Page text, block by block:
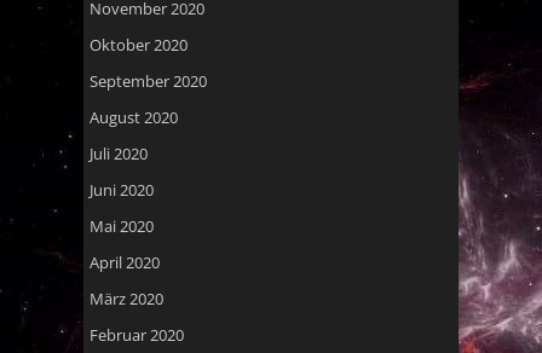
November 2020
Oktober 2020
September 2020
August 2020
Juli 2020
Juni 2020
Mai 2020
April 2020
März 2020
Februar 2020